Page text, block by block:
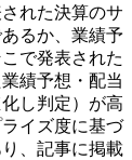
れた決算のサ
るか、業績予
で発表された
績予想・配当
し判定）が高
イズ度に基づ
、記事に掲載